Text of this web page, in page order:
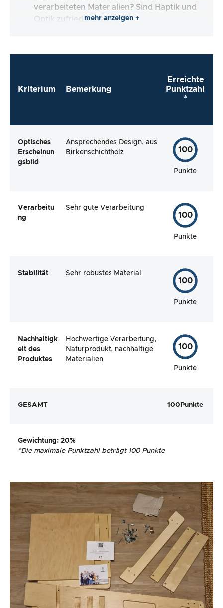
verarbeiteten Materialien? Sind Haptik und
Optik zufriedenstellend?
mehr anzeigen +
Kriterium Bemerkung
Erreichte
Punktzahl
*
Optisches
Erscheinun
gsbild
Ansprechendes Design, aus
Birkenschichtholz
100
Punkte
Verarbeitu
ng
Sehr gute Verarbeitung
100
Punkte
Stabilität Sehr robustes Material
100
Punkte
Nachhaltigk
eit des
Produktes
Hochwertige Verarbeitung,
Naturprodukt, nachhaltige
Materialien
100
Punkte
GESAMT 100 Punkte
Gewichtung: 20%
*Die maximale Punktzahl beträgt 100 Punkte